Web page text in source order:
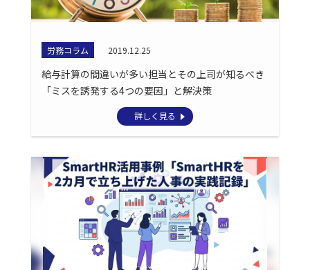
労務コラム 2019.12.25
給与計算の間違いが多い担当とその上司が知るべき
「ミスを誘発する4つの要因」と解決策
詳しく見る